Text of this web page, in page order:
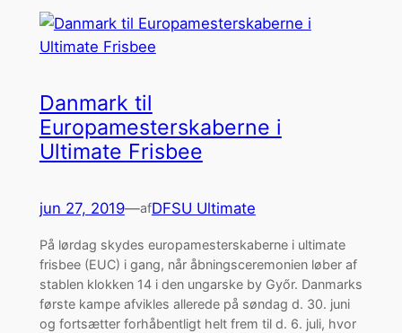
Danmark til
Europamesterskaberne i
Ultimate Frisbee
jun 27, 2019—afDFSU Ultimate
På lørdag skydes europamesterskaberne i ultimate
frisbee (EUC) i gang, når åbningsceremonien løber af
stablen klokken 14 i den ungarske by Győr. Danmarks
første kampe afvikles allerede på søndag d. 30. juni
og fortsætter forhåbentligt helt frem til d. 6. juli, hvor